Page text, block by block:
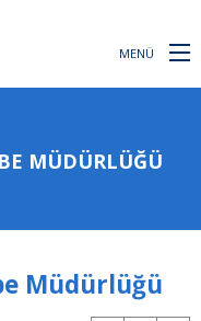
MENÜ
MÜDÜRLÜĞÜ
Müdürlüğü